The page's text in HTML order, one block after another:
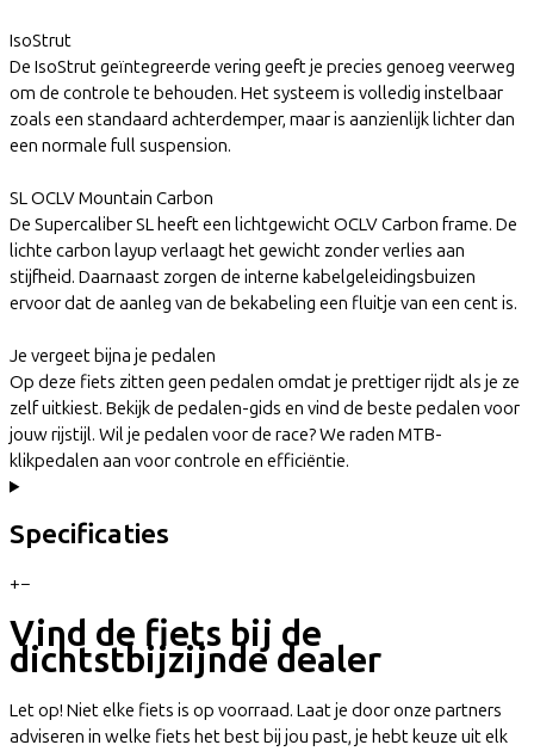
IsoStrut
De IsoStrut geïntegreerde vering geeft je precies genoeg veerweg
om de controle te behouden. Het systeem is volledig instelbaar
zoals een standaard achterdemper, maar is aanzienlijk lichter dan
een normale full suspension.
SL OCLV Mountain Carbon
De Supercaliber SL heeft een lichtgewicht OCLV Carbon frame. De
lichte carbon layup verlaagt het gewicht zonder verlies aan
stijfheid. Daarnaast zorgen de interne kabelgeleidingsbuizen
ervoor dat de aanleg van de bekabeling een fluitje van een cent is.
Je vergeet bijna je pedalen
Op deze fiets zitten geen pedalen omdat je prettiger rijdt als je ze
zelf uitkiest. Bekijk de pedalen-gids en vind de beste pedalen voor
jouw rijstijl. Wil je pedalen voor de race? We raden MTB-
klikpedalen aan voor controle en efficiëntie.
Specificaties
+−
Vind de fiets bij de
dichtstbijzijnde dealer
Let op! Niet elke fiets is op voorraad. Laat je door onze partners
adviseren in welke fiets het best bij jou past, je hebt keuze uit elk